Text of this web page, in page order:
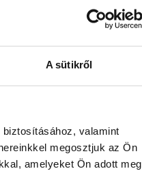
A sütikről
valamint
megosztjuk az Ön
amelyeket Ön adott meg